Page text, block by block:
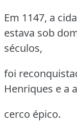
Em 1147, a
estava sob
séculos,
foi
Henriques e a
cerco épico.